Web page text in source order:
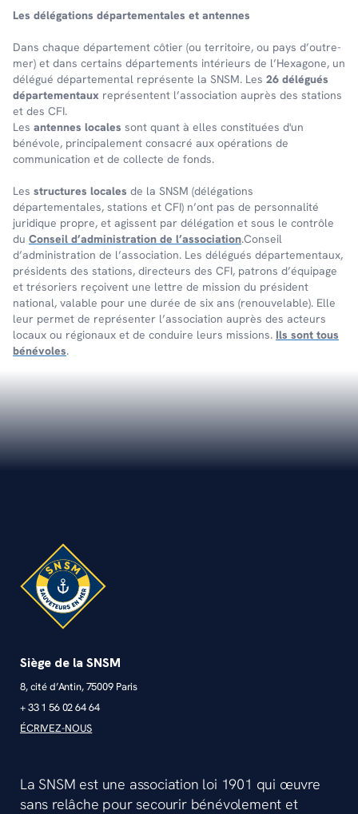
Les délé­ga­tions dépar­te­men­tales et antennes
Dans chaque dépar­te­ment côtier (ou terri­toire, ou pays d’outre-
mer) et dans certains dépar­te­ments inté­rieurs de l’Hexa­gone, un
délé­gué dépar­te­men­tal repré­sente la SNSM. Les 26 délégués
départementaux représentent l’association auprès des stations
et des CFI.
Les antennes locales sont quant à elles constituées d'un
bénévole, principalement consacré aux opérations de
communication et de collecte de fonds.
Les structures locales de la SNSM (délégations
départementales, stations et CFI) n’ont pas de personnalité
juridique propre, et agissent par délégation et sous le contrôle
du Conseil d’administration de l’association.Conseil
d’administration de l’association. Les délégués départementaux,
présidents des stations, directeurs des CFI, patrons d’équipage
et trésoriers reçoivent une lettre de mission du président
national, valable pour une durée de six ans (renouvelable). Elle
leur permet de représenter l’association auprès des acteurs
locaux ou régionaux et de conduire leurs missions. Ils sont tous
bénévoles.
Siège de la SNSM
8, cité d’Antin, 75009 Paris
+ 33 1 56 02 64 64
ÉCRIVEZ-NOUS
La SNSM est une association loi 1901 qui œuvre
sans relâche pour secourir bénévolement et